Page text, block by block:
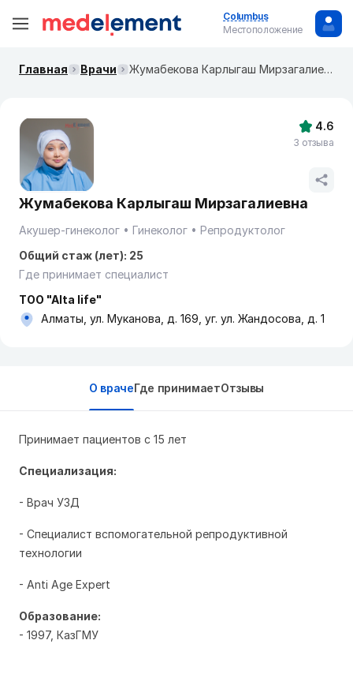
Columbus
Местоположение
Главная Врачи Жумабекова Карлыгаш Мирзагалиевна
Жумабекова Карлыгаш Мирзагалиевна
Акушер-гинеколог Гинеколог
Репродуктолог
Общий стаж (лет): 25
Где принимает специалист
TOO "Alta life"
Алматы, ул. Муканова, д. 169, уг. ул. Жандосова, д. 1
4.6
3 отзыва
О врачеГде принимаетОтзывы
Принимает пациентов с 15 лет
Специализация:
- Врач УЗД
- Специалист вспомогательной репродуктивной
технологии
- Anti Age Expert
Образование:
- 1997, КазГМУ